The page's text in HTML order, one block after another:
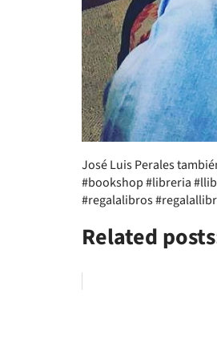
José Luis Perales
#bookshop #libreria
#regalalibros
Related